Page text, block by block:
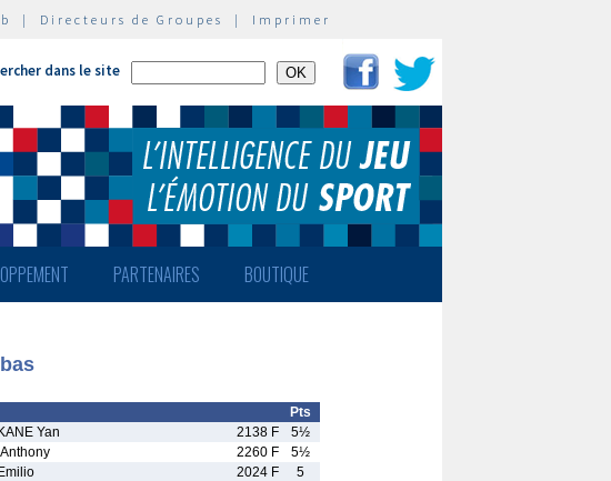
| Directeurs de Groupes | Imprimer
dans le site
PARTENAIRES BOUTIQUE
Pts
Yan 2138 F
5½
2260 F
5½
2024 F
5